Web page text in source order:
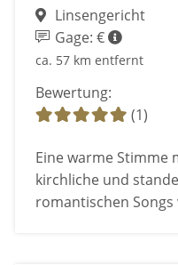
Linsengericht
Gage: €
ca. 57 km entfernt
Bewertung:
(1)
Eine warme Stimme
kirchliche und
romantischen